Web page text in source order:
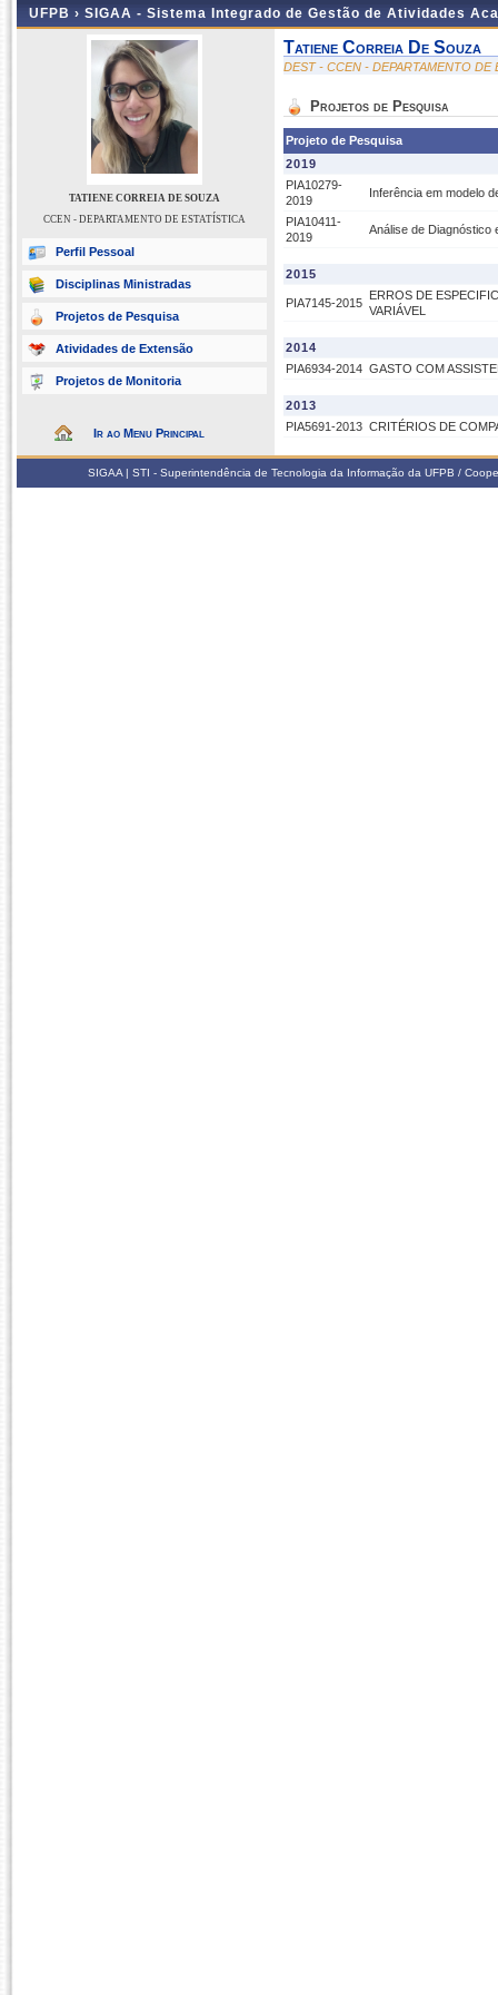
UFPB › SIGAA - Sistema Integrado de Gestão de Atividades
TATIENE CORREIA DE SOUZA
CCEN - DEPARTAMENTO DE ESTATÍSTICA
Perfil Pessoal
Disciplinas Ministradas
Projetos de Pesquisa
Atividades de Extensão
Projetos de Monitoria
Ir ao Menu Principal
Tatiene Correia De Souza
DEST - CCEN - DEPARTAMENTO DE
Projetos de Pesquisa
Projeto de Pesquisa
2019
PIA10279-
2019
Inferência em modelo
PIA10411-
2019
Análise de Diagnóstico
2015
PIA7145-2015
ERROS DE
VARIÁVEL
2014
PIA6934-2014 GASTO COM
2013
PIA5691-2013 CRITÉRIOS DE
SIGAA | STI - Superintendência de Tecnologia da Informação da UFPB /